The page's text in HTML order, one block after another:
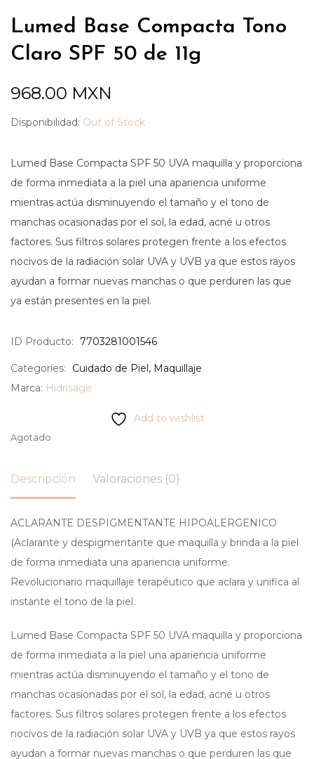
Lumed Base Compacta Tono
Claro SPF 50 de 11g
968.00 MXN
Disponibilidad: Out of Stock
Lumed Base Compacta SPF 50 UVA maquilla y proporciona
de forma inmediata a la piel una apariencia uniforme
mientras actúa disminuyendo el tamaño y el tono de
manchas ocasionadas por el sol, la edad, acné u otros
factores. Sus filtros solares protegen frente a los efectos
nocivos de la radiación solar UVA y UVB ya que estos rayos
ayudan a formar nuevas manchas o que perduren las que
ya están presentes en la piel.
ID Producto: 7703281001546
Categories: Cuidado de Piel, Maquillaje
Marca: Hidrisage
Add to wishlist
Agotado
Descripción Valoraciones (0)
ACLARANTE DESPIGMENTANTE HIPOALERGENICO
(Aclarante y despigmentante que maquilla y brinda a la piel
de forma inmediata una apariencia uniforme.
Revolucionario maquillaje terapéutico que aclara y unifica al
instante el tono de la piel.
Lumed Base Compacta SPF 50 UVA maquilla y proporciona
de forma inmediata a la piel una apariencia uniforme
mientras actúa disminuyendo el tamaño y el tono de
manchas ocasionadas por el sol, la edad, acné u otros
factores. Sus filtros solares protegen frente a los efectos
nocivos de la radiación solar UVA y UVB ya que estos rayos
ayudan a formar nuevas manchas o que perduren las que